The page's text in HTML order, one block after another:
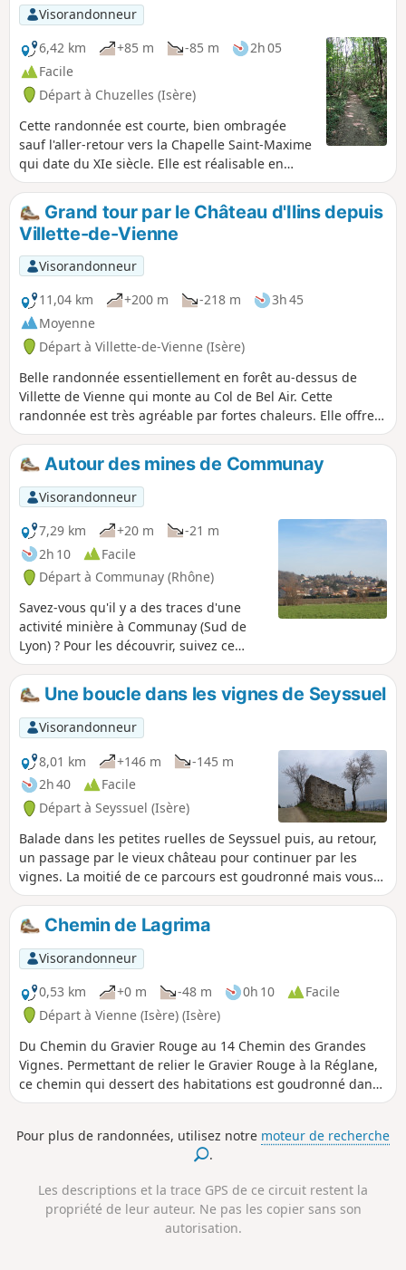
Visorandonneur
6,42 km
+85 m -85 m
2h 05
Facile
Départ à Chuzelles (Isère)
Cette randonnée est courte, bien ombragée
sauf l'aller-retour vers la Chapelle Saint-Maxime
qui date du XIe siècle. Elle est réalisable en
famille. Elle permet facilement à chacun
d'adapter la longueur de cette promenade selon
ses souhaits. On peut partir soit de la chapelle
(D/A) soit du point (1) : le stationnement est
possible dans les deux cas.
Grand tour par le Château d'Ilins depuis
Villette-de-Vienne
Visorandonneur
11,04 km
+200 m -218 m
3h 45
Moyenne
Départ à Villette-de-Vienne (Isère)
Belle randonnée essentiellement en forêt au-dessus de
Villette de Vienne qui monte au Col de Bel Air. Cette
randonnée est très agréable par fortes chaleurs. Elle offre
un beau panorama sur les Alpes et le Pilat.
Autour des mines de Communay
Visorandonneur
7,29 km
+20 m
-21 m
2h 10
Facile
Départ à Communay (Rhône)
Savez-vous qu'il y a des traces d'une
activité minière à Communay (Sud de
Lyon) ? Pour les découvrir, suivez ce
chemin qui ne présente aucune
difficulté. Cette randonnée se fait en
deux étapes: 1°) autour des puits
Sauveur, Baytan, Guérin et Dufélix ; 2°)
autour du chevalement du puits
Espérance (reconstitué par des
associations liées à la mine) et d'un petit
crassier, boisé maintenant.
Une boucle dans les vignes de Seyssuel
Visorandonneur
8,01 km
+146 m
-145 m
2h 40
Facile
Départ à Seyssuel (Isère)
Balade dans les petites ruelles de Seyssuel puis, au retour,
un passage par le vieux château pour continuer par les
vignes. La moitié de ce parcours est goudronné mais vous
aurez quelques beaux points de vue sur les Monts du
Lyonnais, ce qui rend cette partie moins longue.
Chemin de Lagrima
Visorandonneur
0,53 km
+0 m -48 m 0h 10
Facile
Départ à Vienne (Isère) (Isère)
Du Chemin du Gravier Rouge au 14 Chemin des Grandes
Vignes. Permettant de relier le Gravier Rouge à la Réglane,
ce chemin qui dessert des habitations est goudronné dans
sa partie haute. Ensuite il passe en sous-bois et longe un
Pour plus de randonnées, utilisez notre moteur de recherche
.
Les descriptions et la trace GPS de ce circuit restent la
propriété de leur auteur. Ne pas les copier sans son
autorisation.